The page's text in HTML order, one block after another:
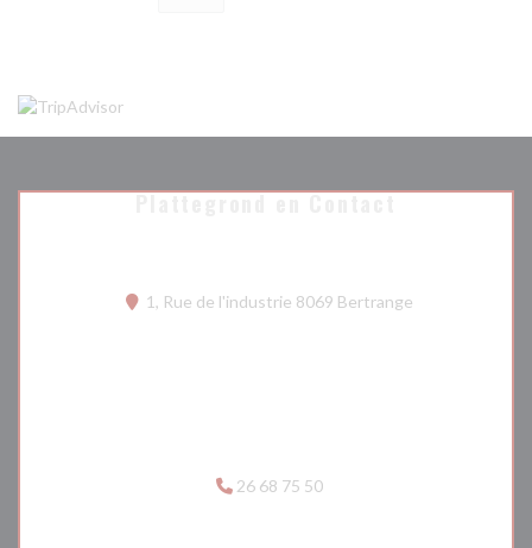
1, Rue de l'industrie 8069 Bertrange
26 68 75 50